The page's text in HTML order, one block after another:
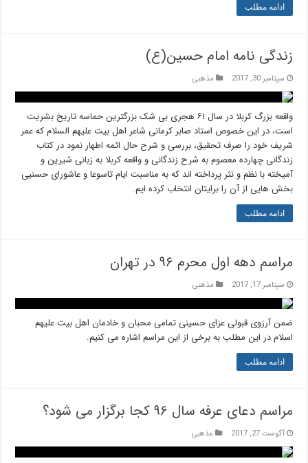
ادامه مطلب
زندگی نامه امام حسین(ع)
سپتامبر 30, 2017 مذهبی
واقعه بزرگ کربلا در سال ۶۱ هجری بی شک بزرگترین حماسه تاریخ بشریت
است، در این خصوص استاد صابر کرمانی شاعر اهل بیت علیهم السلام که عمر
شریف خود را صرف تحقیق، بررسی و شرح حال ائمه اطهار نمود در کتاب
زندگانی چهارده معصوم به شرح زندگانی و واقعه کربلا به زبانی شیرین و
آمیخته با نظم و نثر پرداخته اند که به مناسبت ایام تاسوعا و عاشورای حسنیی
بخش هایی از آن را برایتان انتخاب کرده ایم.
ادامه مطلب
مراسم دهه اول محرم ۹۶ در تهران
سپتامبر 17, 2017 مذهبی
ضمن آرزوی قبولی عزای حسینی تمامی محبان و خادمان اهل بیت علیهم
اسلام در این مطلب به برخی از این مراسم اشاره می کنیم.
ادامه مطلب
مراسم دعای عرفه سال ۹۶ کجا برگزار می شود؟
آگوست 27, 2017 مذهبی